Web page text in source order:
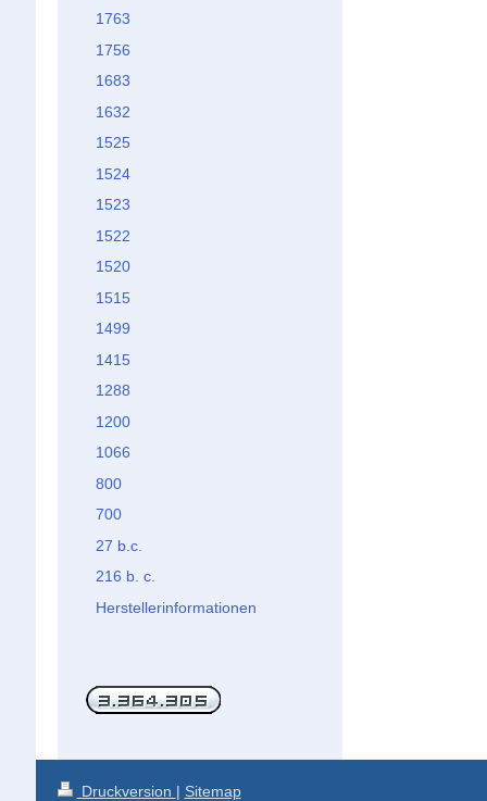
1763
1756
1683
1632
1525
1524
1523
1522
1520
1515
1499
1415
1288
1200
1066
800
700
27 b.c.
216 b. c.
Herstellerinformationen
Druckversion | Sitemap